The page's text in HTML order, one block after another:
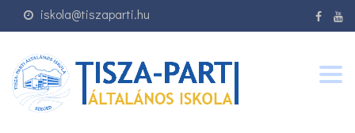
iskola@tiszaparti.hu